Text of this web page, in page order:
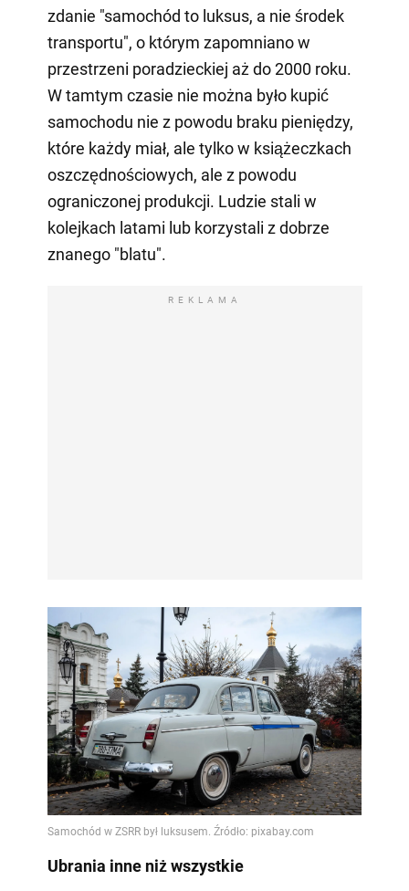
zdanie "samochód to luksus, a nie środek
transportu", o którym zapomniano w
przestrzeni poradzieckiej aż do 2000 roku.
W tamtym czasie nie można było kupić
samochodu nie z powodu braku pieniędzy,
które każdy miał, ale tylko w książeczkach
oszczędnościowych, ale z powodu
ograniczonej produkcji. Ludzie stali w
kolejkach latami lub korzystali z dobrze
znanego "blatu".
REKLAMA
Ubrania inne niż wszystkie